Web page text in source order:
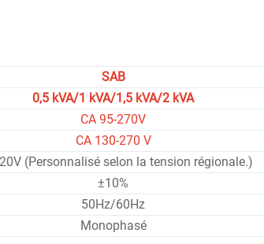
SAB
0,5 kVA/1 kVA/1,5 kVA/2 kVA
CA 95-270V
CA 130-270 V
(Personnalisé selon la tension régionale.)
±10%
50Hz/60Hz
Monophasé